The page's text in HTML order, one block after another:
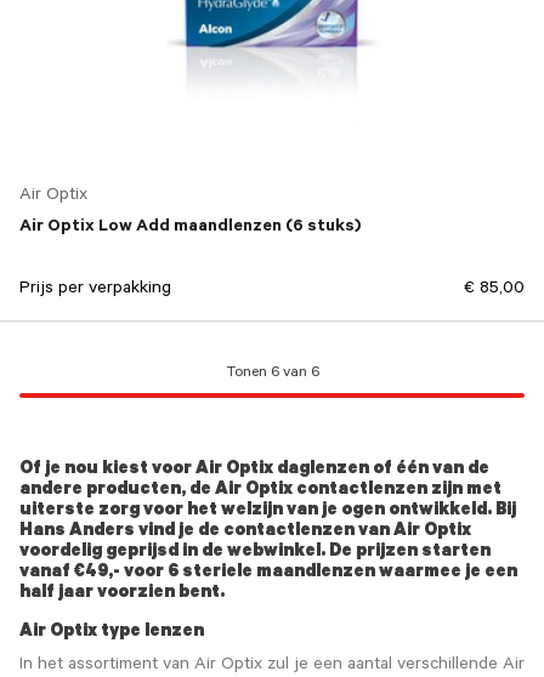
Air Optix
Air Optix Low Add maandlenzen (6 stuks)
Prijs per verpakking € 85,00
Tonen 6 van 6
Of je nou kiest voor Air Optix daglenzen of één van de
andere producten, de Air Optix contactlenzen zijn met
uiterste zorg voor het welzijn van je ogen ontwikkeld. Bij
Hans Anders vind je de contactlenzen van Air Optix
voordelig geprijsd in de webwinkel. De prijzen starten
vanaf €49,- voor 6 steriele maandlenzen waarmee je een
half jaar voorzien bent.
Air Optix type lenzen
In het assortiment van Air Optix zul je een aantal verschillende Air